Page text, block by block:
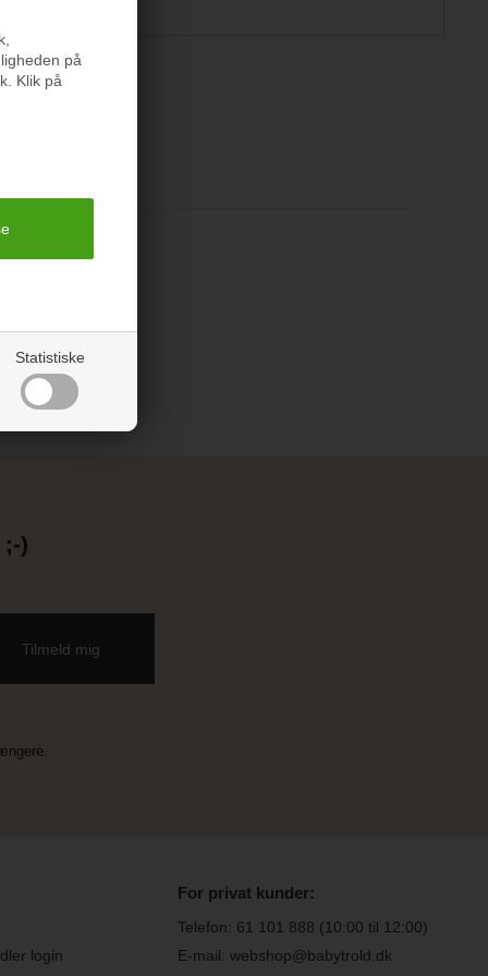
på
Klik på
Statistiske
)
login
For privat kunder:
Telefon: 61 101 888 (10:00 til 12:00)
E-mail: webshop@babytrold.dk